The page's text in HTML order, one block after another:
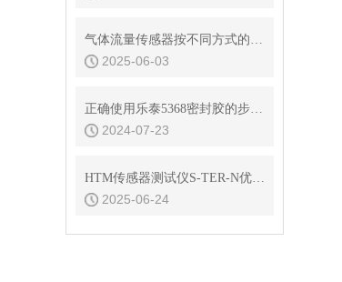
气体流量传感器按不同方式的种类说明
2025-06-03
正确使用乐泰5368密封胶的步骤、技巧和预防措施
2024-07-23
HTM传感器测试仪S-TER-N优化方式
2025-06-24